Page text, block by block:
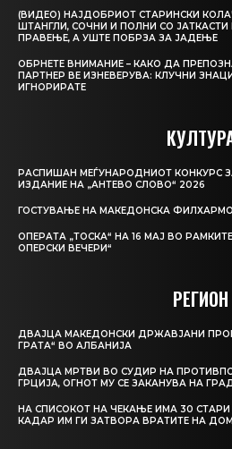
(ВИДЕО) НАЈДОБРИОТ СТАРИНСКИ
ШТАНГЛИ, СОЧНИ И ПОЛНИ СО
ПРАВЕЊЕ, А УШТЕ ПОБРЗА ЗА ЈАДЕЊЕ
ОБРНЕТЕ ВНИМАНИЕ – КАКО ДА
ПАРТНЕР ВЕ ИЗНЕВЕРУВА: КЛУЧНИ
ИГНОРИРАТЕ
РАСПИШАН МЕЃУНАРОДНИОТ КОНКУРС
ИЗДАНИЕ НА „АНТЕВО СЛОВО“ 2026
ГОСТУВАЊЕ НА МАКЕДОНСКА
ОПЕРАТА „ТОСКА“ НА 16 МАЈ ВО
ОПЕРСКИ ВЕЧЕРИ“
РЕГИОН
ДВАЈЦА МАКЕДОНСКИ ДРЖАВЈАНИ
ГРАТА“ ВО АЛБАНИЈА
ДВАЈЦА МРТВИ ВО СУДИР НА
ГРЦИЈА, ОГНОТ МУ СЕ ЗАКАНУВА НА
НА СПИСОКОТ НА ЧЕКАЊЕ ИМА 30
КАДАР ИМ ГИ ЗАТВОРА ВРАТИТЕ НА